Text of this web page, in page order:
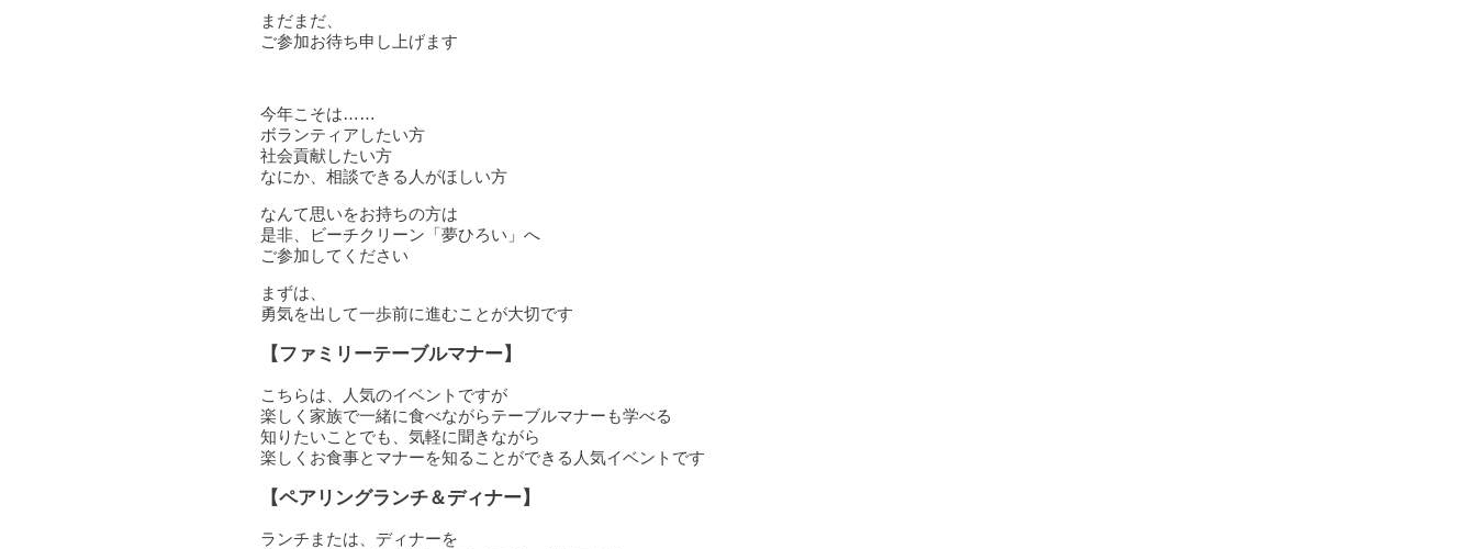
まだまだ、
ご参加お待ち申し上げます
今年こそは……
ボランティアしたい方
社会貢献したい方
なにか、相談できる人がほしい方
なんて思いをお持ちの方は
是非、ビーチクリーン「夢ひろい」へ
ご参加してください
まずは、
勇気を出して一歩前に進むことが大切です
【ファミリーテーブルマナー】
こちらは、人気のイベントですが
楽しく家族で一緒に食べながらテーブルマナーも学べる
知りたいことでも、気軽に聞きながら
楽しくお食事とマナーを知ることができる人気イベントです
【ペアリングランチ＆ディナー】
ランチまたは、ディナーを